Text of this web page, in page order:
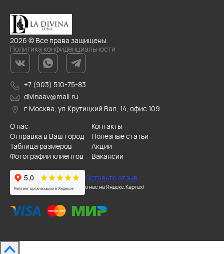
2026 © Все права защищены.
Политика конфиденциальности
+7 (903) 510-75-83
divinaav@mail.ru
г.Москва, ул.Крутицкий Вал, 14, офис 109
О нас
Контакты
Отправка в Ваш город
Полезные статьи
Таблица размеров
Акции
Фотографии клиентов
Вакансии
Оставьте отзыв
о нас на Яндекс.Картах!